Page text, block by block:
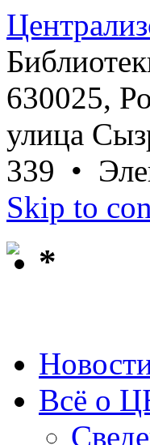
630025,
улица
339 •
Skip to
*
Всё о